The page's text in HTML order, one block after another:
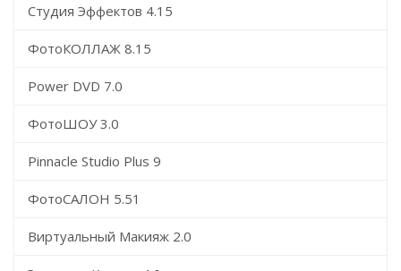
Студия Эффектов 4.15
ФотоКОЛЛАЖ 8.15
Power DVD 7.0
ФотоШОУ 3.0
Pinnacle Studio Plus 9
ФотоСАЛОН 5.51
Виртуальный Макияж 2.0